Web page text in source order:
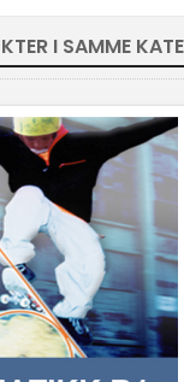
I SAMME